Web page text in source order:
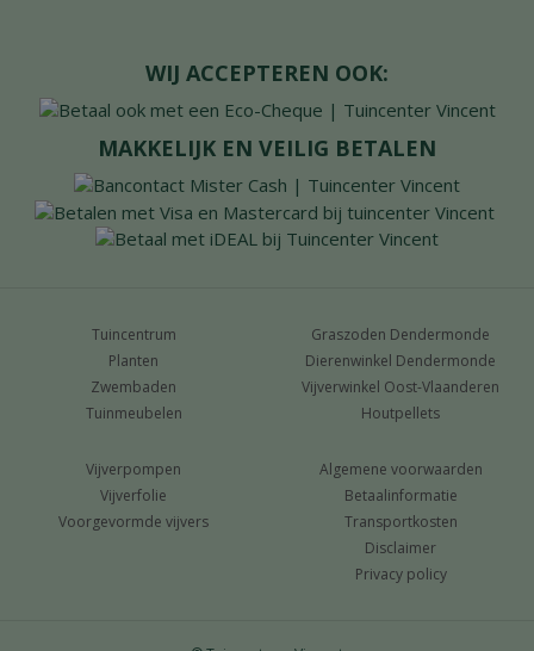
WIJ ACCEPTEREN OOK:
MAKKELIJK EN VEILIG BETALEN
Tuincentrum
Planten
Zwembaden
Tuinmeubelen
Graszoden Dendermonde
Dierenwinkel Dendermonde
Vijverwinkel Oost-Vlaanderen
Houtpellets
Vijverpompen
Vijverfolie
Voorgevormde vijvers
Algemene voorwaarden
Betaalinformatie
Transportkosten
Disclaimer
Privacy policy